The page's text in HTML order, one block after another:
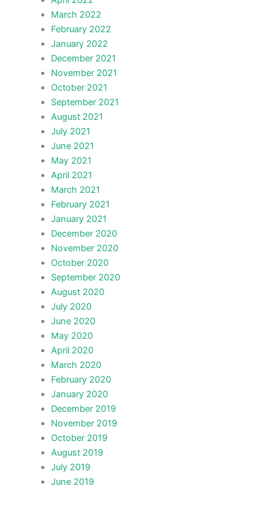
March 2022
February 2022
January 2022
December 2021
November 2021
October 2021
September 2021
August 2021
July 2021
June 2021
May 2021
April 2021
March 2021
February 2021
January 2021
December 2020
November 2020
October 2020
September 2020
August 2020
July 2020
June 2020
May 2020
April 2020
March 2020
February 2020
January 2020
December 2019
November 2019
October 2019
August 2019
July 2019
June 2019